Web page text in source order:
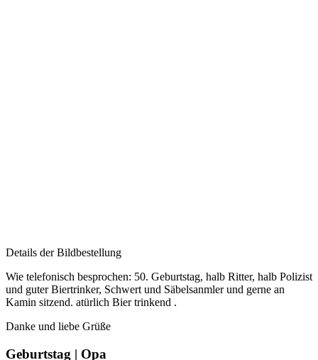
Details der Bildbestellung
Wie telefonisch besprochen: 50. Geburtstag, halb Ritter, halb Polizist
und guter Biertrinker, Schwert und Säbelsanmler und gerne an
Kamin sitzend. atürlich Bier trinkend .
Danke und liebe Grüße
Geburtstag | Opa